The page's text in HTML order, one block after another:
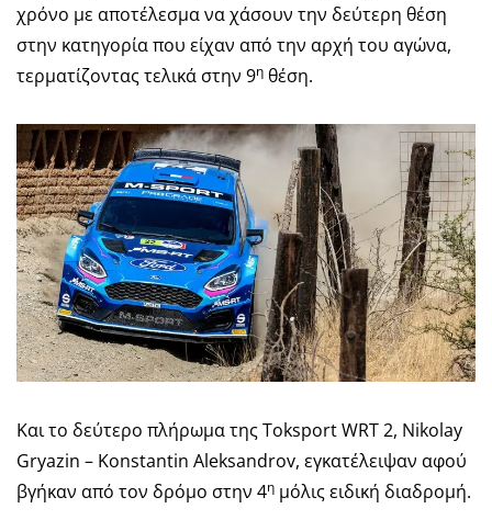
χρόνο με αποτέλεσμα να χάσουν την δεύτερη θέση
στην κατηγορία που είχαν από την αρχή του αγώνα,
τερματίζοντας τελικά στην 9η θέση.
Και το δεύτερο πλήρωμα της Toksport WRT 2, Nikolay
Gryazin – Konstantin Aleksandrov, εγκατέλειψαν αφού
βγήκαν από τον δρόμο στην 4η μόλις ειδική διαδρομή.